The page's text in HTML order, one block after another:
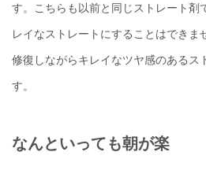
す。こちらも以前と同じストレート剤
レイなストレートにすることはできま
修復しながらキレイなツヤ感のあるス
す。
なんといっても朝が楽